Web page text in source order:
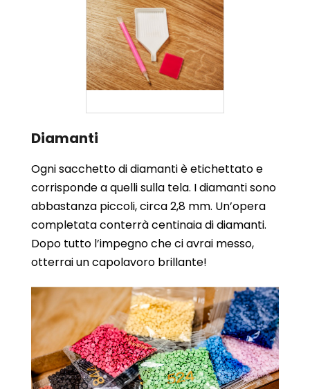
Diamanti
Ogni sacchetto di diamanti è etichettato e
corrisponde a quelli sulla tela. I diamanti sono
abbastanza piccoli, circa 2,8 mm. Un’opera
completata conterrà centinaia di diamanti.
Dopo tutto l’impegno che ci avrai messo,
otterrai un capolavoro brillante!